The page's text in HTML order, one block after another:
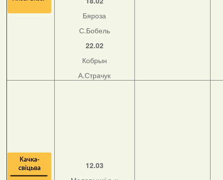
Бяроза
С.Бобель
22.02
Кобрын
А.Страчук
12.03